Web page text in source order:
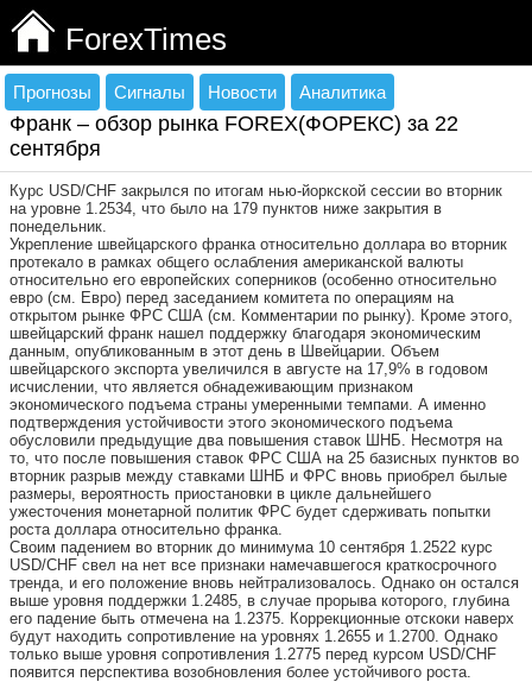
ForexTimes
Прогнозы Сигналы Новости Аналитика
Франк – обзор рынка FOREX(ФОРЕКС) за 22
сентября
Курс USD/CHF закрылся по итогам нью-йоркской сессии во вторник
на уровне 1.2534, что было на 179 пунктов ниже закрытия в
понедельник.
Укрепление швейцарского франка относительно доллара во вторник
протекало в рамках общего ослабления американской валюты
относительно его европейских соперников (особенно относительно
евро (см. Евро) перед заседанием комитета по операциям на
открытом рынке ФРС США (см. Комментарии по рынку). Кроме этого,
швейцарский франк нашел поддержку благодаря экономическим
данным, опубликованным в этот день в Швейцарии. Объем
швейцарского экспорта увеличился в августе на 17,9% в годовом
исчислении, что является обнадеживающим признаком
экономического подъема страны умеренными темпами. А именно
подтверждения устойчивости этого экономического подъема
обусловили предыдущие два повышения ставок ШНБ. Несмотря на
то, что после повышения ставок ФРС США на 25 базисных пунктов во
вторник разрыв между ставками ШНБ и ФРС вновь приобрел былые
размеры, вероятность приостановки в цикле дальнейшего
ужесточения монетарной политик ФРС будет сдерживать попытки
роста доллара относительно франка.
Своим падением во вторник до минимума 10 сентября 1.2522 курс
USD/CHF свел на нет все признаки намечавшегося краткосрочного
тренда, и его положение вновь нейтрализовалось. Однако он остался
выше уровня поддержки 1.2485, в случае прорыва которого, глубина
его падение быть отмечена на 1.2375. Коррекционные отскоки наверх
будут находить сопротивление на уровнях 1.2655 и 1.2700. Однако
только выше уровня сопротивления 1.2775 перед курсом USD/CHF
появится перспектива возобновления более устойчивого роста.